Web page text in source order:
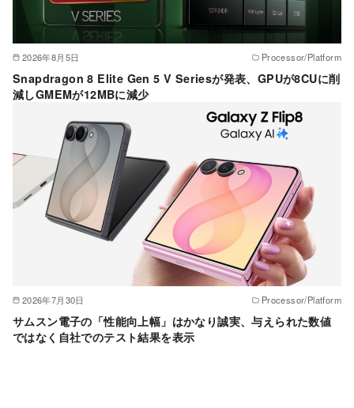
2026年8月5日 Processor/Platform
Snapdragon 8 Elite Gen 5 V Seriesが発表、GPUが8CUに削
減しGMEMが12MBに減少
2026年7月30日 Processor/Platform
サムスン電子の「性能向上幅」はかなり誠実、与えられた数値
ではなく自社でのテスト結果を表示